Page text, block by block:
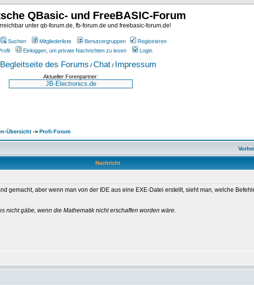
QBasic- und FreeBASIC-Forum
unter qb-forum.de, fb-forum.de und freebasic-forum.de!
Suchen Mitgliederliste Benutzergruppen
Registrieren
Einloggen, um private Nachrichten zu lesen Login
des Forums / Chat / Impressum
Aktueller Forenpartner:
Übersicht -> Profi-Forum
Nachricht
gemacht, aber wenn man von der IDE aus eine EXE-Datei erstellt, sieht man, welche
nicht gäbe, wenn die Mathematik nicht erschaffen worden wäre.